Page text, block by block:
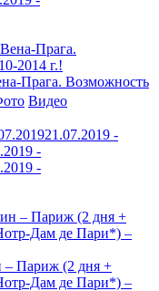
Прага. Возможность
Видео
21.07.2019 -
-
-
Париж (2 дня +
Дам де Пари*) –